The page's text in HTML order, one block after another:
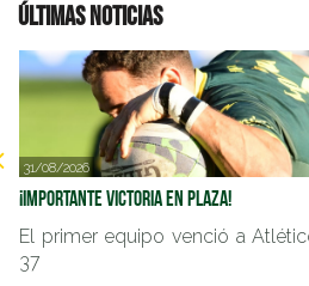
Últimas noticias
31/08/2026
¡Importante victoria en Plaza!
El primer equipo venció a
37